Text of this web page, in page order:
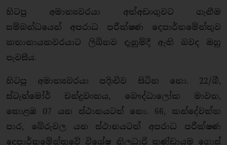
හිටපු අමාත්‍යවරයා අත්අඩංගුවට ගැනීම
සම්බන්ධයෙන් අපරාධ පරීක්ෂණ දෙපාර්තමේන්තුව
කතානායකවරයාට ලිඛිතව දැනුම්දී ඇති බවද ඔහු
පැවසීය.
හිටපු අමාත්‍යවරයා පදිංචිව සිටින නො. 22/බී,
ස්ටැන්මෝර් චන්ද්‍රවංකය, බෞද්ධාලෝක මාවත,
කොළඹ 07 යන ස්ථානයටත් නො. 66, කන්දේවත්ත
පාර, බේරුවල යන ස්ථානයටත් අපරාධ පරීක්ෂණ
දෙපාර්තමේන්තුවේ විශේෂ නිලධාරි කණ්ඩායම ගොස්